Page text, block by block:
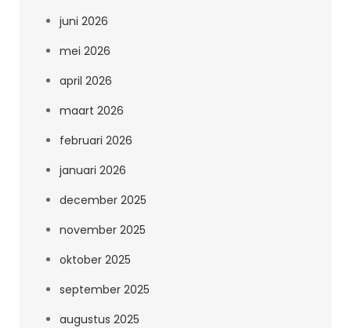
juni 2026
mei 2026
april 2026
maart 2026
februari 2026
januari 2026
december 2025
november 2025
oktober 2025
september 2025
augustus 2025